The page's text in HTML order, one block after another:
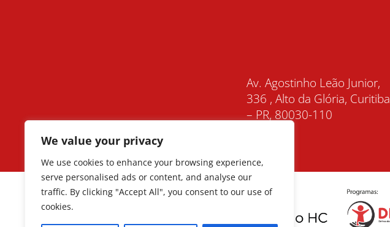
We value your privacy
We use cookies to enhance your browsing experience,
serve personalised ads or content, and analyse our
traffic. By clicking "Accept All", you consent to our use of
cookies.
Av. Agostinho Leão Junior,
336 , Alto da Glória, Curitiba
– PR, 80030-110